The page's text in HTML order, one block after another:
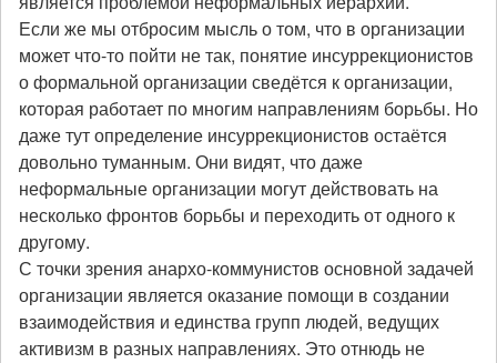
Если же мы отбросим мысль о том, что в организации
может что-то пойти не так, понятие инсуррекционистов
о формальной организации сведётся к организации,
которая работает по многим направлениям борьбы. Но
даже тут определение инсуррекционистов остаётся
довольно туманным. Они видят, что даже
неформальные организации могут действовать на
несколько фронтов борьбы и переходить от одного к
другому.
С точки зрения анархо-коммунистов основной задачей
организации является оказание помощи в создании
взаимодействия и единства групп людей, ведущих
активизм в разных направлениях. Это отнюдь не